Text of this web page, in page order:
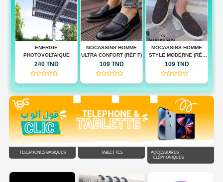
ENERGIE
PHOTOVOLTAIQUE
240 TND
(0)
MOCASSINS HOMME
ULTRA CONFORT (RÉF F)
109 TND
(0)
MOCASSINS HOMME
STYLE MODERNE (RÉF
F)
109 TND
(0)
TÉLÉPHONES BASIQUES TABLETTES
ACCESSOIRES
TÉLÉPHONIQUES